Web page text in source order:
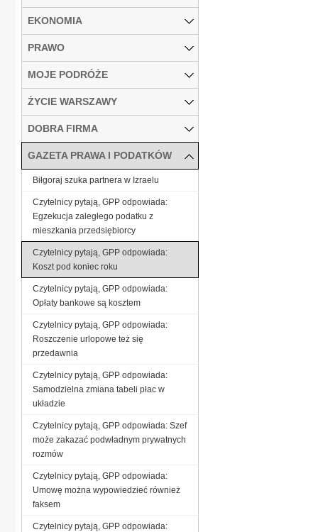
EKONOMIA
PRAWO
MOJE PODRÓŻE
ŻYCIE WARSZAWY
DOBRA FIRMA
GAZETA PRAWA I PODATKÓW
Biłgoraj szuka partnera w Izraelu
Czytelnicy pytają, GPP odpowiada:
Egzekucja zaległego podatku z
mieszkania przedsiębiorcy
Czytelnicy pytają, GPP odpowiada:
Koszt pod koniec roku
Czytelnicy pytają, GPP odpowiada:
Opłaty bankowe są kosztem
Czytelnicy pytają, GPP odpowiada:
Roszczenie urlopowe też się
przedawnia
Czytelnicy pytają, GPP odpowiada:
Samodzielna zmiana tabeli płac w
układzie
Czytelnicy pytają, GPP odpowiada: Szef
może zakazać podwładnym prywatnych
rozmów
Czytelnicy pytają, GPP odpowiada:
Umowę można wypowiedzieć również
faksem
Czytelnicy pytają, GPP odpowiada: